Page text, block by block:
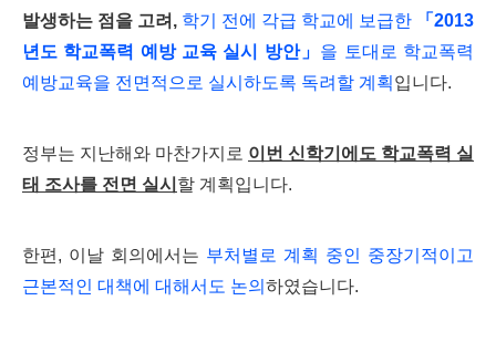
발생하는 점을 고려, 학기 전에 각급 학교에 보급한
「2013
년도 학교폭력 예방 교육 실시 방안」 을 토대로 학교폭력
예방교육을 전면적으로 실시하도록 독려할 계획입니다.
정부는 지난해와 마찬가지로 이번 신학기에도 학교폭력 실
태 조사를 전면 실시 할 계획입니다.
한편, 이날 회의에서는 부처별로 계획 중인 중장기적이고
근본적인 대책에 대해서도 논의 하였습니다.